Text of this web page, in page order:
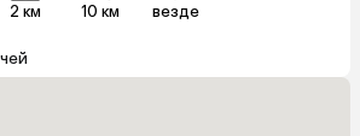
2 км 10 км везде